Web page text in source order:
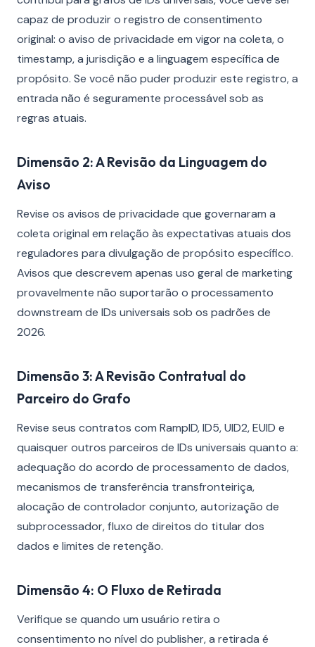
capaz de produzir o registro de consentimento
original: o aviso de privacidade em vigor na coleta, o
timestamp, a jurisdição e a linguagem específica de
propósito. Se você não puder produzir este registro, a
entrada não é seguramente processável sob as
regras atuais.
Dimensão 2: A Revisão da Linguagem do
Aviso
Revise os avisos de privacidade que governaram a
coleta original em relação às expectativas atuais dos
reguladores para divulgação de propósito específico.
Avisos que descrevem apenas uso geral de marketing
provavelmente não suportarão o processamento
downstream de IDs universais sob os padrões de
2026.
Dimensão 3: A Revisão Contratual do
Parceiro do Grafo
Revise seus contratos com RampID, ID5, UID2, EUID e
quaisquer outros parceiros de IDs universais quanto a:
adequação do acordo de processamento de dados,
mecanismos de transferência transfronteiriça,
alocação de controlador conjunto, autorização de
subprocessador, fluxo de direitos do titular dos
dados e limites de retenção.
Dimensão 4: O Fluxo de Retirada
Verifique se quando um usuário retira o
consentimento no nível do publisher, a retirada é